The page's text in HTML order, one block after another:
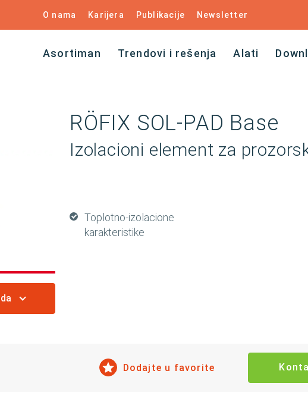
O nama Karijera Publikacije Newsletter
Asortiman Trendovi i rešenja Alati
RÖFIX SOL-PAD Base
Izolacioni element za
Toplotno-izolacione
karakteristike
Dodajte u favorite